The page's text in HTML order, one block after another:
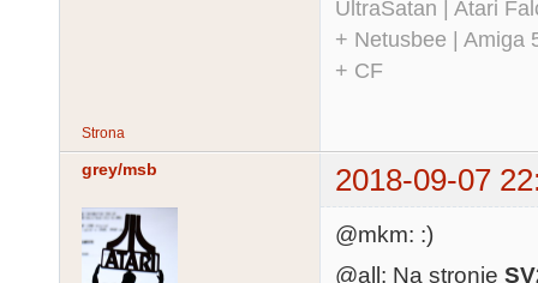
UltraSatan | Atari
+ Netusbee | Amiga
+ CF
Strona
grey/msb 2018-09-07
@mkm: :)
@all: Na stronie